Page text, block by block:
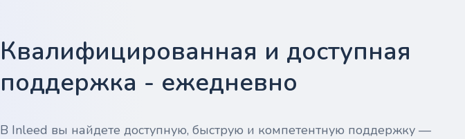
Квалифицированная и доступная
поддержка - ежедневно
В Inleed вы найдете доступную, быструю и компетентную поддержку —